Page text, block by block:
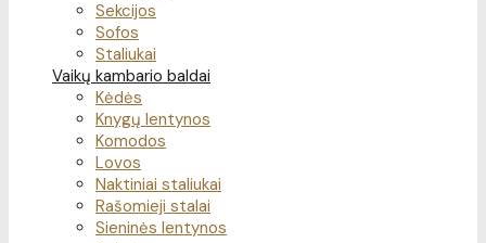
Sekcijos
Sofos
Staliukai
Vaikų kambario baldai
Kėdės
Knygų lentynos
Komodos
Lovos
Naktiniai staliukai
Rašomieji stalai
Sieninės lentynos